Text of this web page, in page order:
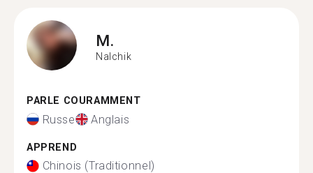
M.
Nalchik
PARLE COURAMMENT
Russe Anglais
APPREND
Chinois (Traditionnel)